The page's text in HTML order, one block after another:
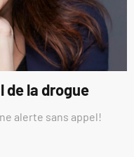
la drogue
alerte sans appel!